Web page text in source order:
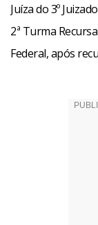
Juíza do 3º
2ª Turma
Federal, após